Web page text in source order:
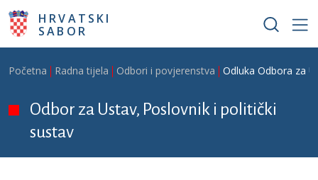
Skoči na glavni sadržaj
HRVATSKI
SABOR
Breadcrumb
Početna Radna tijela Odbori i povjerenstva Odluka Odbora za
Odbor za Ustav, Poslovnik i politički
sustav